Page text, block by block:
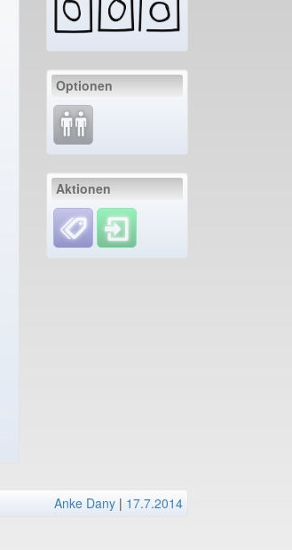
Optionen
Aktionen
Anke Dany | 17.7.2014